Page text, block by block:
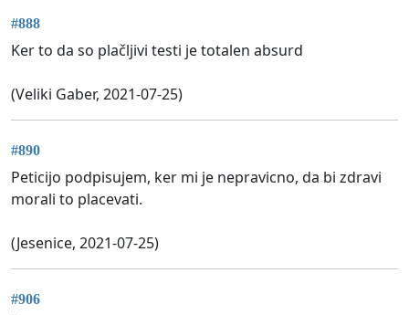
#888
Ker to da so plačljivi testi je totalen absurd
(Veliki Gaber, 2021-07-25)
#890
Peticijo podpisujem, ker mi je nepravicno, da bi zdravi
morali to placevati.
(Jesenice, 2021-07-25)
#906